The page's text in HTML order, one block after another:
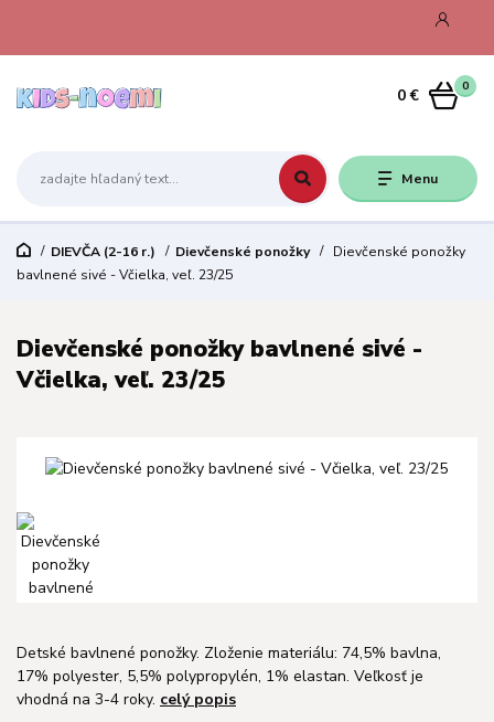
Menu
0
0 €
DIEVČA (2-16 r.) Dievčenské ponožky
Dievčenské ponožky
bavlnené sivé - Včielka, veľ. 23/25
Dievčenské ponožky bavlnené sivé -
Včielka, veľ. 23/25
Detské bavlnené ponožky. Zloženie materiálu: 74,5% bavlna,
17% polyester, 5,5% polypropylén, 1% elastan. Veľkosť je
vhodná na 3-4 roky. celý popis